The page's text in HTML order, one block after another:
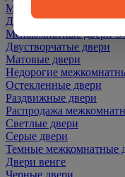
Межкомнатные двери
Двери со скидкой
Межкомнатные двери
Двустворчатые двери
Матовые двери
Недорогие
Остекленные двери
Раздвижные двери
Распродажа
Светлые двери
Серые двери
Темные межкомнатные
Двери венге
Черные двери